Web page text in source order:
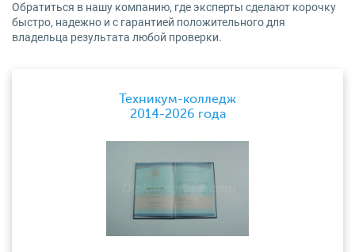
Обратиться в нашу компанию, где эксперты сделают корочку
быстро, надежно и с гарантией положительного для
владельца результата любой проверки.
Техникум-колледж
2014-2026 года